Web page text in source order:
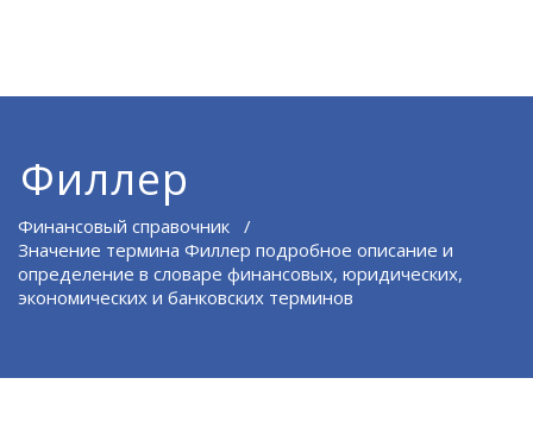
Филлер
Финансовый справочник /
Значение термина Филлер подробное описание и
определение в словаре финансовых, юридических,
экономических и банковских терминов